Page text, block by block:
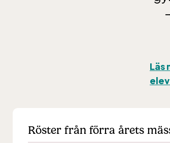
Läs
Röster från förra årets